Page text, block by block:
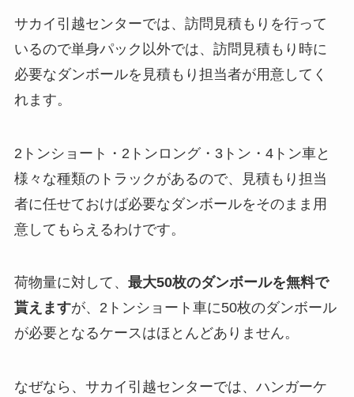
サカイ引越センターでは、訪問見積もりを行って
いるので単身パック以外では、訪問見積もり時に
必要なダンボールを見積もり担当者が用意してく
れます。
2トンショート・2トンロング・3トン・4トン車と
様々な種類のトラックがあるので、見積もり担当
者に任せておけば必要なダンボールをそのまま用
意してもらえるわけです。
荷物量に対して、 最大50枚のダンボールを無料で
貰えますが、2トンショート車に50枚のダンボール
が必要となるケースはほとんどありません。
なぜなら、サカイ引越センターでは、ハンガーケ